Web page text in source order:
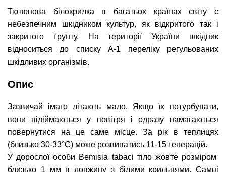
Тютюнова білокрилка в багатьох країнах світу є
небезпечним шкідником культур, як відкритого так і
закритого ґрунту. На території України шкідник
відноситься до списку А-1 переліку регульованих
шкідливих організмів.
Опис
Зазвичай імаго літають мало. Якщо їх потурбувати,
вони підіймаються у повітря і одразу намагаються
повернутися на це саме місце. За рік в теплицях
(близько 30-33°С) може розвиватись 11-15 генерацій.
У дорослої особи Bemisia tabaci тіло жовте розміром
близько 1 мм в довжину з білими крильцями. Самці